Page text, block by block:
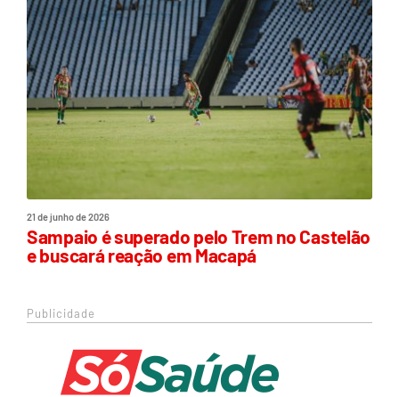
21 de junho de 2026
Sampaio é superado pelo Trem no Castelão
e buscará reação em Macapá
Publicidade